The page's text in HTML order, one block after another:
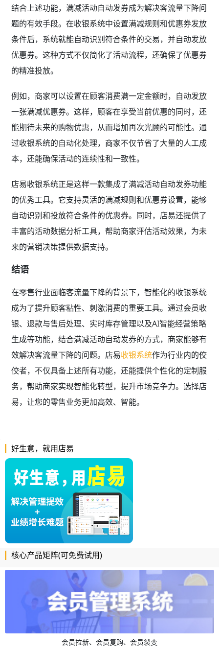
结合上述功能，满减活动自动发券成为解决客流量下降问
题的有效手段。在收银系统中设置满减规则和优惠券发放
条件后，系统就能自动识别符合条件的交易，并自动发放
优惠券。这种方式不仅简化了活动流程，还确保了优惠券
的精准投放。
例如，商家可以设置在顾客消费满一定金额时，自动发放
一张满减优惠券。这样，顾客在享受当前优惠的同时，还
能期待未来的购物优惠，从而增加再次光顾的可能性。通
过收银系统的自动化处理，商家不仅节省了大量的人工成
本，还能确保活动的连续性和一致性。
店易收银系统正是这样一款集成了满减活动自动发券功能
的优秀工具。它支持灵活的满减规则和优惠券设置，能够
自动识别和投放符合条件的优惠券。同时，店易还提供了
丰富的活动数据分析工具，帮助商家评估活动效果，为未
来的营销决策提供数据支持。
结语
在零售行业面临客流量下降的背景下，智能化的收银系统
成为了提升顾客粘性、刺激消费的重要工具。通过会员收
银、退款与售后处理、实时库存管理以及AI智能经营策略
生成等功能，结合满减活动自动发券的方式，商家能够有
效解决客流量下降的问题。店易收银系统作为行业内的佼
佼者，不仅具备上述所有功能，还能提供个性化的定制服
务，帮助商家实现智能化转型，提升市场竞争力。选择店
易，让您的零售业务更加高效、智能。
好生意，就用店易
核心产品矩阵(可免费试用)
会员拉新、会员复购、会员裂变